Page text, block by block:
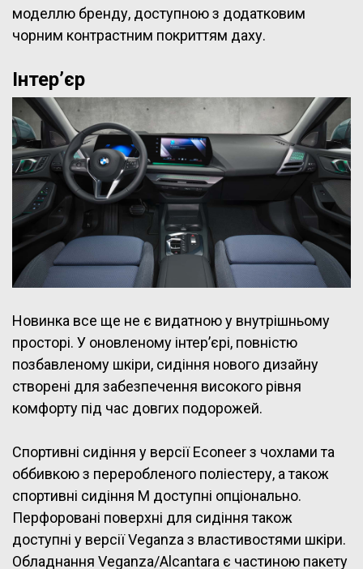
моделлю бренду, доступною з додатковим
чорним контрастним покриттям даху.
Інтер’єр
Новинка все ще не є видатною у внутрішньому
просторі. У оновленому інтер’єрі, повністю
позбавленому шкіри, сидіння нового дизайну
створені для забезпечення високого рівня
комфорту під час довгих подорожей.
Спортивні сидіння у версії Econeer з чохлами та
оббивкою з переробленого поліестеру, а також
спортивні сидіння M доступні опціонально.
Перфоровані поверхні для сидіння також
доступні у версії Veganza з властивостями шкіри.
Обладнання Veganza/Alcantara є частиною пакету